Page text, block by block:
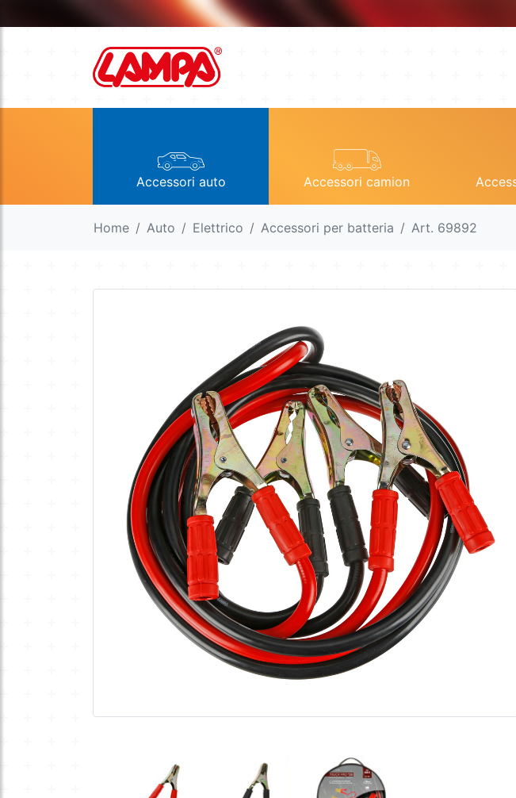
Accessori auto Accessori camion
Home Auto Elettrico Accessori per batteria Art. 69892